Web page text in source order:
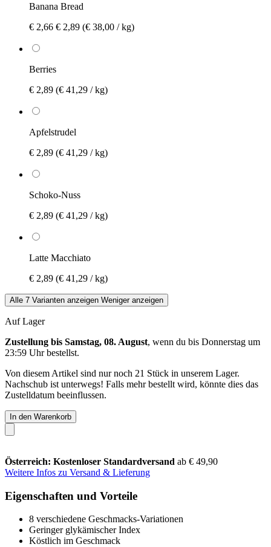
Banana Bread
€ 2,66 € 2,89 (€ 38,00 / kg)
Berries
€ 2,89 (€ 41,29 / kg)
Apfelstrudel
€ 2,89 (€ 41,29 / kg)
Schoko-Nuss
€ 2,89 (€ 41,29 / kg)
Latte Macchiato
€ 2,89 (€ 41,29 / kg)
Alle 7 Varianten anzeigen Weniger anzeigen
Auf Lager
Zustellung bis Samstag, 08. August, wenn du bis Donnerstag um
23:59 Uhrbestellst.
Von diesem Artikel sind nur noch 21 Stück in unserem Lager.
Nachschub ist unterwegs! Falls mehr bestellt wird, könnte dies das
Zustelldatum beeinflussen.
In den Warenkorb
Österreich: Kostenloser Standardversand ab € 49,90
Weitere Infos zu Versand & Lieferung
Eigenschaften und Vorteile
8 verschiedene Geschmacks-Variationen
Geringer glykämischer Index
Köstlich im Geschmack